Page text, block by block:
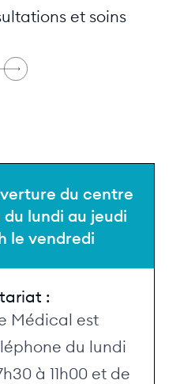
et soins
du centre
du lundi au jeudi
le vendredi
:
Médical est
du lundi
à 11h00 et de